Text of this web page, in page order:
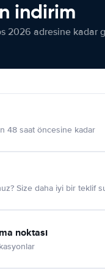
indirim
2026 adresine kadar
48 saat öncesine kadar
Size daha iyi bir teklif
noktası